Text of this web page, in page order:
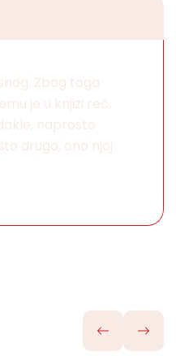
Zbog toga
je u knjizi reč,
naprosto
drugo, ono njoj